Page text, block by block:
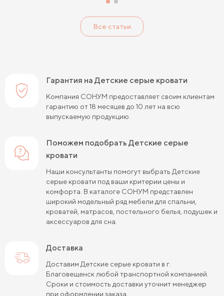
Детские кровати 120 см шириной
Детские кровати 180 см длиной
Детские кровати 190 см длиной
Детские кровати 80 на 180 см
Детские кровати 80 на 200 см
Детские кровати 90 на 200 см
Детские кровати с подъемным механизмом
Все статьи
Гарантия на Детские серые кровати
Компания СОНУМ предоставляет своим клиентам
гарантию от 18 месяцев до 10 лет на всю
выпускаемую продукцию.
Поможем подобрать Детские серые
кровати
Наши консультанты помогут выбрать Детские
серые кровати под ваши критерии цены и
комфорта. В каталоге СОНУМ представлен
широкий модельный ряд мебели для спальни,
кроватей, матрасов, постельного белья, подушек и
аксессуаров для сна.
Доставка
Доставим Детские серые кровати в г.
Благовещенск любой транспортной компанией.
Сроки и стоимость доставки уточнит менеджер
при оформлении заказа.